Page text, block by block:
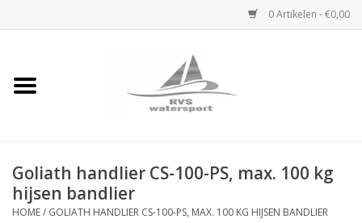
0 Artikelen - €0,00
Home
Rvs Dekbeslag
Rvs Accessoires
Goliath handlier CS-100-PS, max. 100 kg
hijsen bandlier
HOME/ GOLIATH HANDLIER CS-100-PS, MAX. 100 KG HIJSEN BANDLIER